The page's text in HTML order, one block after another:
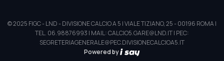
© 2025 FIGC - LND - DIVISIONE CALCIO A 5 | VIALE TIZIANO, 25 - 00196 ROMA |
TEL. 06.98876993 | MAIL: CALCIO5.GARE@LND.IT | PEC:
SEGRETERIAGENERALE@PEC.DIVISIONECALCIOA5.IT
Powered by